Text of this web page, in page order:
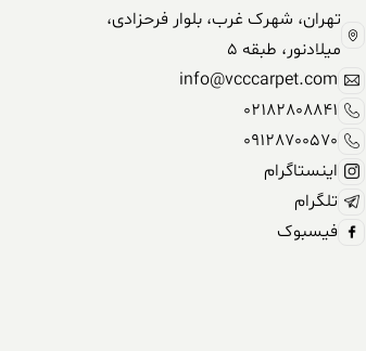
تهران، شهرک غرب، بلوار فرحزادی،
میلادنور، طبقه 5
info@vcccarpet.com
02182808841
09128700570
اینستاگرام
تلگرام
فیسبوک